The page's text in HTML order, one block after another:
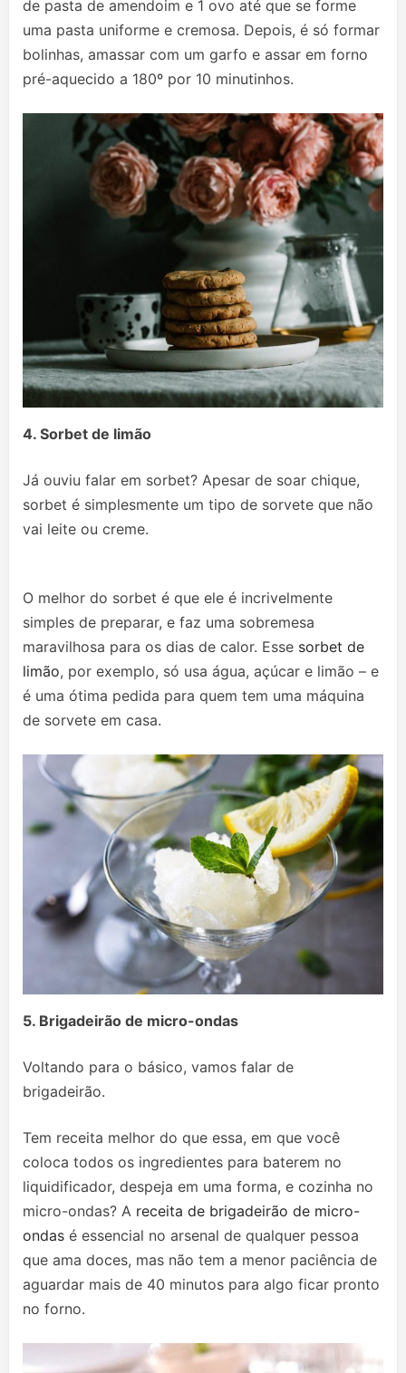
de pasta de amendoim e 1 ovo até que se forme
uma pasta uniforme e cremosa. Depois, é só formar
bolinhas, amassar com um garfo e assar em forno
pré-aquecido a 180º por 10 minutinhos.
4. Sorbet de limão
Já ouviu falar em sorbet? Apesar de soar chique,
sorbet é simplesmente um tipo de sorvete que não
vai leite ou creme.
O melhor do sorbet é que ele é incrivelmente
simples de preparar, e faz uma sobremesa
maravilhosa para os dias de calor. Esse sorbet de
limão, por exemplo, só usa água, açúcar e limão – e
é uma ótima pedida para quem tem uma máquina
de sorvete em casa.
5. Brigadeirão de micro-ondas
Voltando para o básico, vamos falar de
brigadeirão.
Tem receita melhor do que essa, em que você
coloca todos os ingredientes para baterem no
liquidificador, despeja em uma forma, e cozinha no
micro-ondas? A receita de brigadeirão de micro-
ondas é essencial no arsenal de qualquer pessoa
que ama doces, mas não tem a menor paciência de
aguardar mais de 40 minutos para algo ficar pronto
no forno.